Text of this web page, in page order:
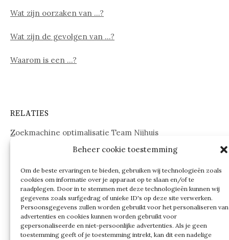
Beheer cookie toestemming
Om de beste ervaringen te bieden, gebruiken wij technologieën zoals
cookies om informatie over je apparaat op te slaan en/of te
raadplegen. Door in te stemmen met deze technologieën kunnen wij
gegevens zoals surfgedrag of unieke ID's op deze site verwerken.
Persoonsgegevens zullen worden gebruikt voor het personaliseren van
advertenties en cookies kunnen worden gebruikt voor
gepersonaliseerde en niet-persoonlijke advertenties. Als je geen
toestemming geeft of je toestemming intrekt, kan dit een nadelige
Wat zijn oorzaken van …?
Wat zijn de gevolgen van …?
Waarom is een …?
RELATIES
Zoekmachine optimalisatie Team Nijhuis